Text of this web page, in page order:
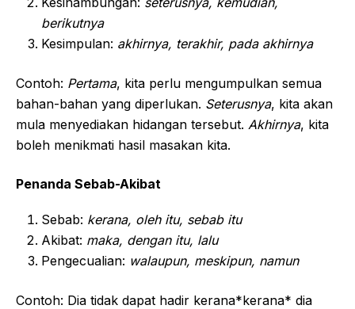
berikutnya
Kesimpulan: akhirnya, terakhir, pada akhirnya
Contoh: Pertama, kita perlu mengumpulkan semua
bahan-bahan yang diperlukan. Seterusnya, kita akan
mula menyediakan hidangan tersebut. Akhirnya, kita
boleh menikmati hasil masakan kita.
Penanda Sebab-Akibat
Sebab: kerana, oleh itu, sebab itu
Akibat: maka, dengan itu, lalu
Pengecualian: walaupun, meskipun, namun
Contoh: Dia tidak dapat hadir kerana*kerana* dia